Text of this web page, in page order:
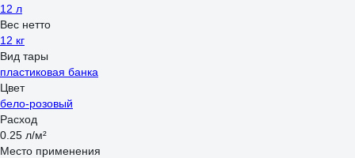
12 л
Вес нетто
12 кг
Вид тары
пластиковая банка
Цвет
бело-розовый
Расход
0.25 л/м²
Место применения